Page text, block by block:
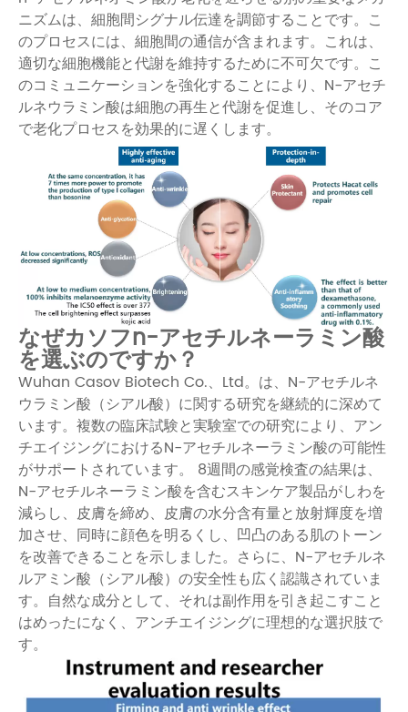
ニズムは、細胞間シグナル伝達を調節することです。こ
のプロセスには、細胞間の通信が含まれます。これは、
適切な細胞機能と代謝を維持するために不可欠です。こ
のコミュニケーションを強化することにより、N-アセチ
ルネウラミン酸は細胞の再生と代謝を促進し、そのコア
で老化プロセスを効果的に遅くします。
なぜカソフn-アセチルネーラミン酸
を選ぶのですか？
Wuhan Casov Biotech Co.、Ltd。は、N-アセチルネ
ウラミン酸（シアル酸）に関する研究を継続的に深めて
います。複数の臨床試験と実験室での研究により、アン
チエイジングにおけるN-アセチルネーラミン酸の可能性
がサポートされています。 8週間の感覚検査の結果は、
N-アセチルネーラミン酸を含むスキンケア製品がしわを
減らし、皮膚を締め、皮膚の水分含有量と放射輝度を増
加させ、同時に顔色を明るくし、凹凸のある肌のトーン
を改善できることを示しました。さらに、N-アセチルネ
ルアミン酸（シアル酸）の安全性も広く認識されていま
す。自然な成分として、それは副作用を引き起こすこと
はめったになく、アンチエイジングに理想的な選択肢で
す。